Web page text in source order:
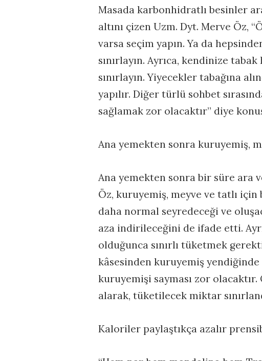
Masada karbonhidratlı besinler
altını çizen Uzm. Dyt. Merve Öz,
varsa seçim yapın. Ya da
sınırlayın. Ayrıca, kendinize
sınırlayın. Yiyecekler tabağına
yapılır. Diğer türlü sohbet
sağlamak zor olacaktır” diye
Ana yemekten sonra kuruyemiş,
Ana yemekten sonra bir süre ara
Öz, kuruyemiş, meyve ve tatlı
daha normal seyredeceği ve
aza indirileceğini de ifade etti.
olduğunca sınırlı tüketmek
kâsesinden kuruyemiş yendiğinde
kuruyemişi sayması zor
alarak, tüketilecek miktar
Kaloriler paylaştıkça azalır